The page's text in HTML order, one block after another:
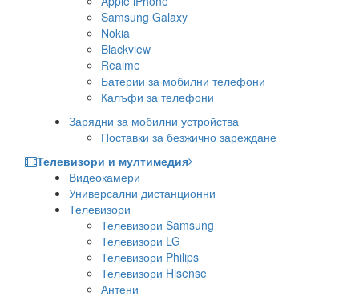
Samsung Galaxy
Nokia
Blackview
Realme
Батерии за мобилни телефони
Калъфи за телефони
Зарядни за мобилни устройства
Поставки за безжично зареждане
Телевизори и мултимедия
Видеокамери
Универсални дистанционни
Телевизори
Телевизори Samsung
Телевизори LG
Телевизори Philips
Телевизори Hisense
Антени